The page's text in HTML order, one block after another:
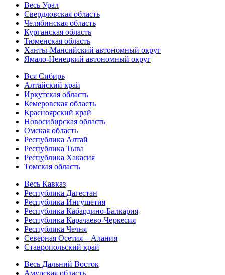
Весь Урал
Свердловская область
Челябинская область
Курганская область
Тюменская область
Ханты-Мансийский автономный округ
Ямало-Ненецкий автономный округ
Вся Сибирь
Алтайский край
Иркутская область
Кемеровская область
Красноярский край
Новосибирская область
Омская область
Республика Алтай
Республика Тыва
Республика Хакасия
Томская область
Весь Кавказ
Республика Дагестан
Республика Ингушетия
Республика Кабардино-Балкария
Республика Карачаево-Черкесия
Республика Чечня
Северная Осетия – Алания
Ставропольский край
Весь Дальний Восток
Амурская область